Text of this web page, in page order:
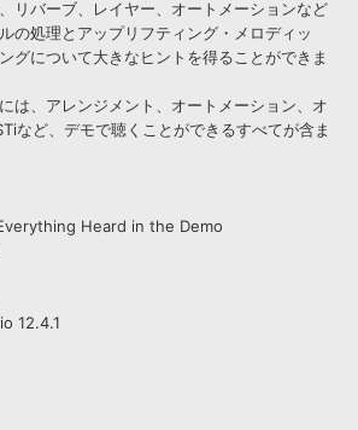
リバーブ、レイヤー、オートメーションなど
の処理とアップリフティング・メロディッ
グについて大きなヒントを得ることができま
は、アレンジメント、オートメーション、オ
など、デモで聴くことができるすべてが含ま
Heard in the Demo
12.4.1